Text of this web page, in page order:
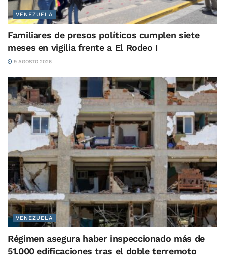
VENEZUELA
Familiares de presos políticos cumplen siete
meses en vigilia frente a El Rodeo I
9 AGOSTO 2026
VENEZUELA
Régimen asegura haber inspeccionado más de
51.000 edificaciones tras el doble terremoto